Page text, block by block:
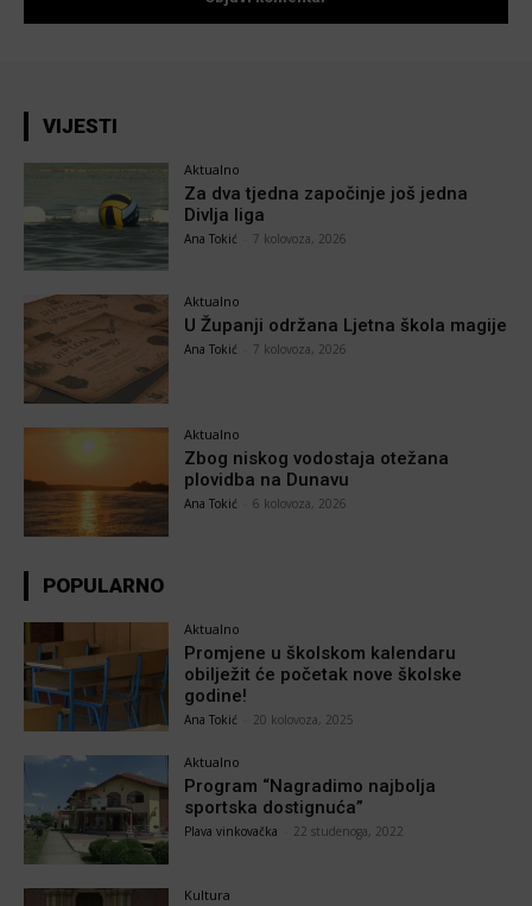
VIJESTI
Aktualno
Za dva tjedna započinje još jedna
Divlja liga
Ana Tokić 7 kolovoza, 2026
Aktualno
U Županji održana Ljetna škola magije
Ana Tokić 7 kolovoza, 2026
Aktualno
Zbog niskog vodostaja otežana
plovidba na Dunavu
Ana Tokić 6 kolovoza, 2026
POPULARNO
Aktualno
Promjene u školskom kalendaru
obilježit će početak nove školske
godine!
Ana Tokić 20 kolovoza, 2025
Aktualno
Program “Nagradimo najbolja
sportska dostignuća”
Plava vinkovačka 22 studenoga, 2022
Kultura